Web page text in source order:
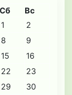
Сб Вс
1
2
8
9
15
16
22
23
29
30